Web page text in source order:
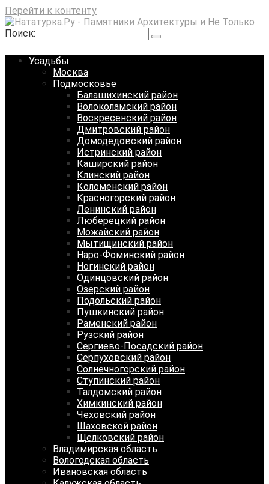
Перейти к контенту
Поиск:
Усадьбы
Москва
Подмосковье
Балашихинский район
Волоколамский район
Воскресенский район
Дмитровский район
Домодедовский район
Истринский район
Каширский район
Клинский район
Коломенский район
Красногорский район
Ленинский район
Люберецкий район
Можайский район
Мытищинский район
Наро-Фоминский район
Ногинский район
Одинцовский район
Озерский район
Подольский район
Пушкинский район
Раменский район
Рузский район
Сергиево-Посадский район
Серпуховский район
Солнечногорский район
Ступинский район
Талдомский район
Химкинский район
Чеховский район
Шаховской район
Щелковский район
Владимирская область
Вологодская область
Ивановская область